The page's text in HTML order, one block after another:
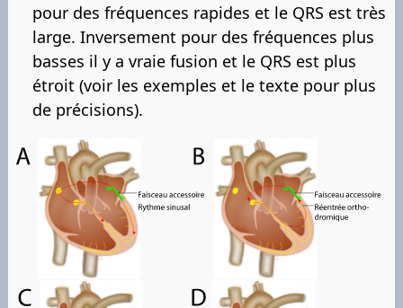
pour des fréquences rapides et le QRS est très
large. Inversement pour des fréquences plus
basses il y a vraie fusion et le QRS est plus
étroit (voir les exemples et le texte pour plus
de précisions).